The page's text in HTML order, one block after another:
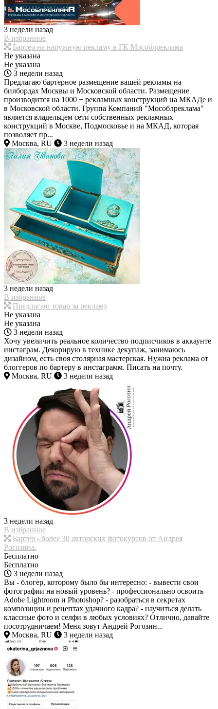
3 недели назад
В избранное
Бартер на наружную рекламу в ГК Мособлреклама
Не указана
Не указана
3 недели назад
Предлагаю бартерное размещение вашей рекламы на
билбордах Москвы и Московской области. Размещение
производится на 1000 + рекламных конструкций на МКАДе и
в Московской области. Группа Компаний "Мособлреклама"
является владельцем сети собственных рекламных
конструкций в Москве, Подмосковье и на МКАД, которая
позволяет пр...
Москва, RU
3 недели назад
3 недели назад
В избранное
Предлагаю товар за рекламу
Не указана
Не указана
3 недели назад
Хочу увеличить реальное количество подписчиков в аккаунте
инстаграм. Декорирую в технике декупаж, занимаюсь
дизайном, есть своя столярная мастерская. Нужна реклама от
блоггеров по бартеру в инстаграмм. Писать на почту.
Москва, RU
3 недели назад
3 недели назад
В избранное
Бартер - более 30 авторских фотокурсов от Андрея
Рогозина.
Бесплатно
Бесплатно
3 недели назад
Вы - блогер, которому было бы интересно: - вывести свои
фотографии на новый уровень? - профессионально освоить
Adobe Lightroom и Photoshop? - разобраться в секретах
композиции и рецептах удачного кадра? - научиться делать
классные фото и селфи в любых условиях? Отлично, давайте
посотрудничаем! Меня зовут Андрей Рогозин...
Москва, RU
3 недели назад